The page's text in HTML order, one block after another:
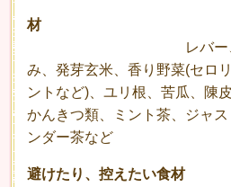
材
レバー、いか、
み、発芽玄米、香り野菜(セロ
ントなど)、ユリ根、苦瓜、陳
かんきつ類、ミント茶、ジャ
ンダー茶など
避けたり、控えたい食材